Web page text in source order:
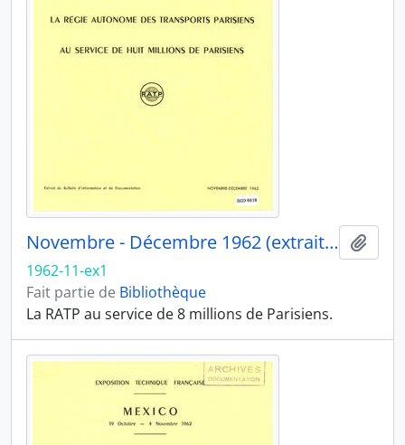
Novembre - Décembre 1962 (extrait 1)
1962-11-ex1
Fait partie de Bibliothèque
La RATP au service de 8 millions de Parisiens.